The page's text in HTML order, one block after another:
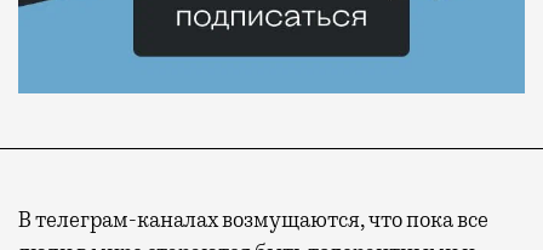
В телеграм-каналах возмущаются, что пока все